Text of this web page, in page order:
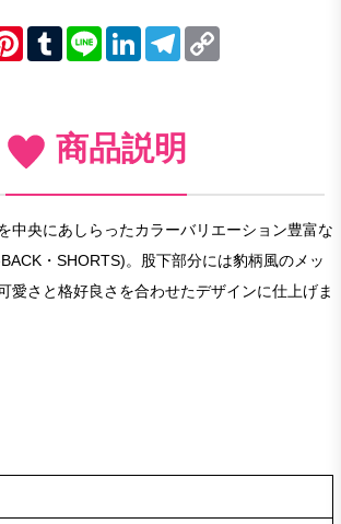
PinterestTumblrLine LinkedInTelegram
商品説明
中央にあしらったカラーバリエーション豊富な
・SHORTS)。股下部分には豹柄風のメッ
愛さと格好良さを合わせたデザインに仕上げま